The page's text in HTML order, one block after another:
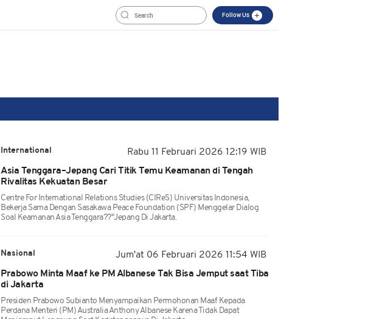
Follow Us
International
Rabu 11 Februari 2026 12:19 WIB
Asia Tenggara–Jepang Cari Titik Temu Keamanan di Tengah
Rivalitas Kekuatan Besar
Centre For International Relations Studies (CIReS) Universitas Indonesia,
Bekerja Sama Dengan Sasakawa Peace Foundation (SPF) Menggelar Dialog
Soal Keamanan Asia Tenggara??"Jepang Di Jakarta.
Nasional
Jum'at 06 Februari 2026 11:54 WIB
Prabowo Minta Maaf ke PM Albanese Tak Bisa Jemput saat Tiba
di Jakarta
Presiden Prabowo Subianto Menyampaikan Permohonan Maaf Kepada
Perdana Menteri (PM) Australia Anthony Albanese Karena Tidak Dapat